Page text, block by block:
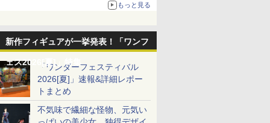
もっと見る
新作フィギュアが一挙発表！「ワンフ
ェス2026[夏]」特集「ワンダーフェスティバル
2026[夏]」速報&詳細レポー
トまとめ
不気味で繊細な怪物、元気い